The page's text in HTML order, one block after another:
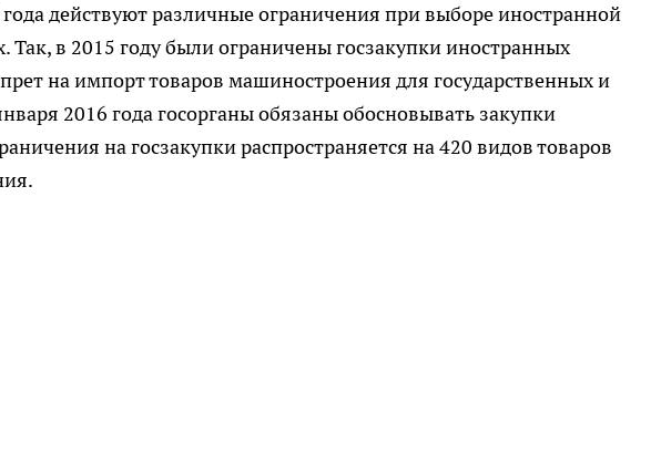
действуют различные ограничения при выборе иностранной
Так, в 2015 году были ограничены госзакупки иностранных
на импорт товаров машиностроения для государственных и
2016 года госорганы обязаны обосновывать закупки
на госзакупки распространяется на 420 видов товаров